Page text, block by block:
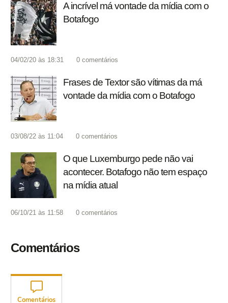
A incrível má vontade da mídia com o
Botafogo
04/02/20 às 18:31 0 comentários
Frases de Textor são vítimas da má
vontade da mídia com o Botafogo
03/08/22 às 11:04 0 comentários
O que Luxemburgo pede não vai
acontecer. Botafogo não tem espaço
na mídia atual
06/10/21 às 11:58 0 comentários
Comentários